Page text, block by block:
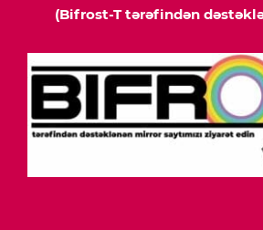
(Bifrost-T tərəfindən